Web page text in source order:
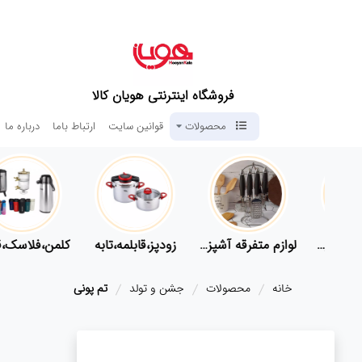
فروشگاه اینترنتی هویان کالا
محصولات قوانین سایت ارتباط باما درباره ما
لوازم متفرقه آشپزخانه زودپز،قابلمه،تابه
خانه محصولات جشن و تولد تم پونی